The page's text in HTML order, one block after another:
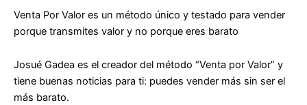
Venta Por Valor es un método único y testado para vender
porque transmites valor y no porque eres barato
Josué Gadea es el creador del método “Venta por Valor” y
tiene buenas noticias para ti: puedes vender más sin ser el
más barato.